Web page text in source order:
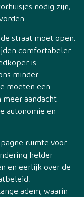
nodig zijn,
straat moet open.
comfortabeler
is.
minder
moeten een
aandacht
autonomie en
ruimte voor.
helder
en eerlijk over de
adem, waarin